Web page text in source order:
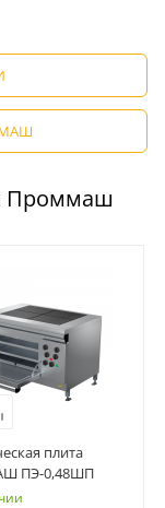
Проммаш
плита
ПЭ-0,48ШП